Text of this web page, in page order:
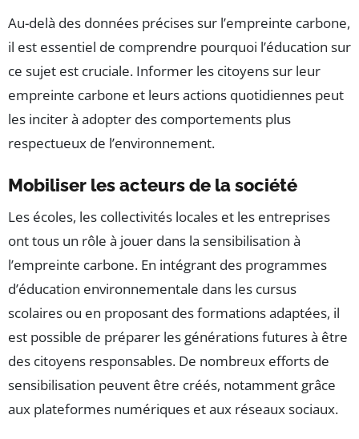
Au-delà des données précises sur l’empreinte carbone,
il est essentiel de comprendre pourquoi l’éducation sur
ce sujet est cruciale. Informer les citoyens sur leur
empreinte carbone et leurs actions quotidiennes peut
les inciter à adopter des comportements plus
respectueux de l’environnement.
Mobiliser les acteurs de la société
Les écoles, les collectivités locales et les entreprises
ont tous un rôle à jouer dans la sensibilisation à
l’empreinte carbone. En intégrant des programmes
d’éducation environnementale dans les cursus
scolaires ou en proposant des formations adaptées, il
est possible de préparer les générations futures à être
des citoyens responsables. De nombreux efforts de
sensibilisation peuvent être créés, notamment grâce
aux plateformes numériques et aux réseaux sociaux.